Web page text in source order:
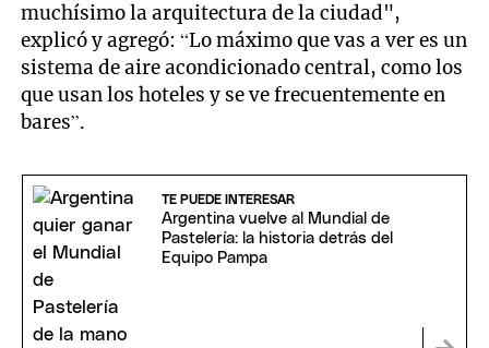
muchísimo la arquitectura de la ciudad",
explicó y agregó: “Lo máximo que vas a ver es un
sistema de aire acondicionado central, como los
que usan los hoteles y se ve frecuentemente en
bares”.
TE PUEDE INTERESAR
Argentina vuelve al Mundial de
Pastelería: la historia detrás del
Equipo Pampa